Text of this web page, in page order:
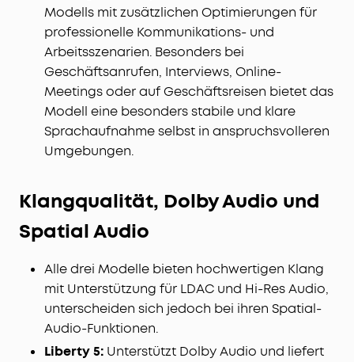
Modells mit zusätzlichen Optimierungen für
professionelle Kommunikations- und
Arbeitsszenarien. Besonders bei
Geschäftsanrufen, Interviews, Online-
Meetings oder auf Geschäftsreisen bietet das
Modell eine besonders stabile und klare
Sprachaufnahme selbst in anspruchsvolleren
Umgebungen.
Klangqualität, Dolby Audio und
Spatial Audio
Alle drei Modelle bieten hochwertigen Klang
mit Unterstützung für LDAC und Hi-Res Audio,
unterscheiden sich jedoch bei ihren Spatial-
Audio-Funktionen.
Liberty 5: Unterstützt Dolby Audio und liefert